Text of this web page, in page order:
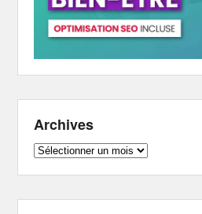
Archives
Archives